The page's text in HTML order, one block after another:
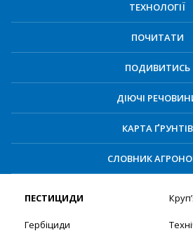
ТЕХНОЛОГІЇ
ПОЧИТАТИ
ПОДИВИТИСЬ
ДІЮЧІ
КАРТА ҐРУНТІВ
СЛОВНИК
ПЕСТИЦИДИ
Гербіциди